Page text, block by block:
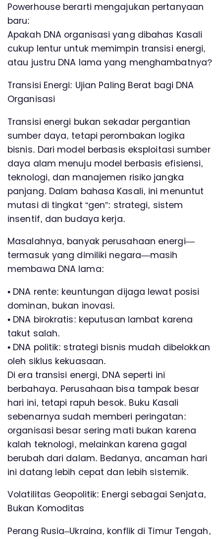
Powerhouse berarti mengajukan pertanyaan
baru:
Apakah DNA organisasi yang dibahas Kasali
cukup lentur untuk memimpin transisi energi,
atau justru DNA lama yang menghambatnya?
Transisi Energi: Ujian Paling Berat bagi DNA
Organisasi
Transisi energi bukan sekadar pergantian
sumber daya, tetapi perombakan logika
bisnis. Dari model berbasis eksploitasi sumber
daya alam menuju model berbasis efisiensi,
teknologi, dan manajemen risiko jangka
panjang. Dalam bahasa Kasali, ini menuntut
mutasi di tingkat “gen”: strategi, sistem
insentif, dan budaya kerja.
Masalahnya, banyak perusahaan energi—
termasuk yang dimiliki negara—masih
membawa DNA lama:
• DNA rente: keuntungan dijaga lewat posisi
dominan, bukan inovasi.
• DNA birokratis: keputusan lambat karena
takut salah.
• DNA politik: strategi bisnis mudah dibelokkan
oleh siklus kekuasaan.
Di era transisi energi, DNA seperti ini
berbahaya. Perusahaan bisa tampak besar
hari ini, tetapi rapuh besok. Buku Kasali
sebenarnya sudah memberi peringatan:
organisasi besar sering mati bukan karena
kalah teknologi, melainkan karena gagal
berubah dari dalam. Bedanya, ancaman hari
ini datang lebih cepat dan lebih sistemik.
Volatilitas Geopolitik: Energi sebagai Senjata,
Bukan Komoditas
Perang Rusia–Ukraina, konflik di Timur Tengah,